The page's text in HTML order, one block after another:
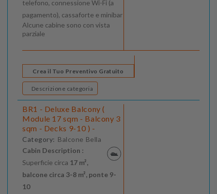
telefono, connessione Wi-Fi (a
pagamento), cassaforte e minibar
Alcune cabine sono con vista
parziale
Crea il Tuo Preventivo Gratuito
Descrizione categoria
BR1 - Deluxe Balcony (
Module 17 sqm - Balcony 3
sqm - Decks 9-10 ) -
Category: Balcone Bella
Cabin Description :
Superficie circa 17 m²,
balcone circa 3-8 m², ponte 9-
10